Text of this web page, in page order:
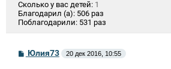
Сколько у вас детей: 1
Благодарил (а): 506 раз
Поблагодарили: 531 раз
СЮлия73 20 дек 2016, 10:55